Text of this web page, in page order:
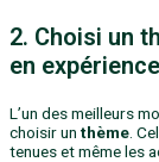
2. Choisi un
en
L’un des meilleurs
choisir un thème .
tenues et même les